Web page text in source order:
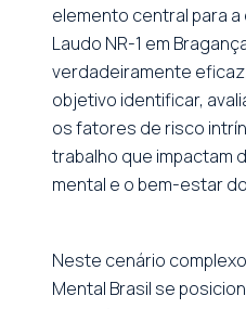
elemento central para
Laudo NR-1 em
verdadeiramente
objetivo identificar,
os fatores de risco
trabalho que impactam
mental e o bem-estar
Neste cenário
Mental Brasil se